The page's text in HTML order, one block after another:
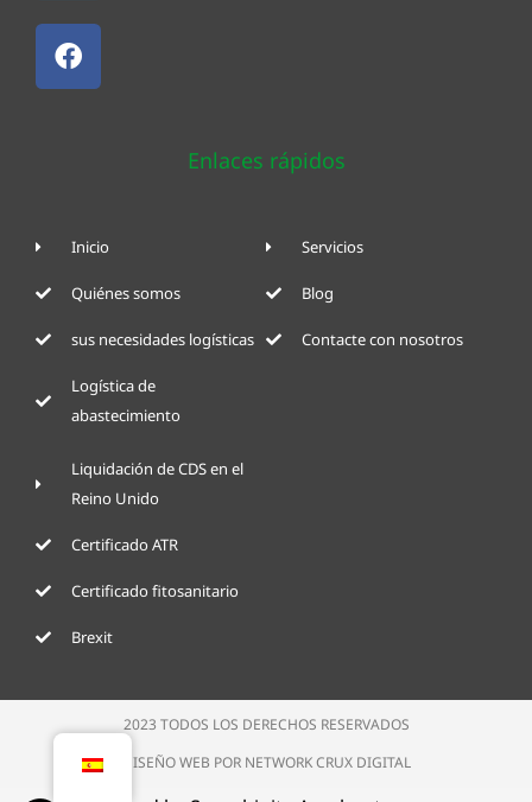
Enlaces rápidos
Inicio
Quiénes somos
sus necesidades logísticas
Logística de
abastecimiento
Liquidación de CDS en el
Reino Unido
Certificado ATR
Certificado fitosanitario
Brexit
Servicios
Blog
Contacte con nosotros
2023 TODOS LOS DERECHOS RESERVADOS
DISEÑO WEB POR NETWORK CRUX DIGITAL